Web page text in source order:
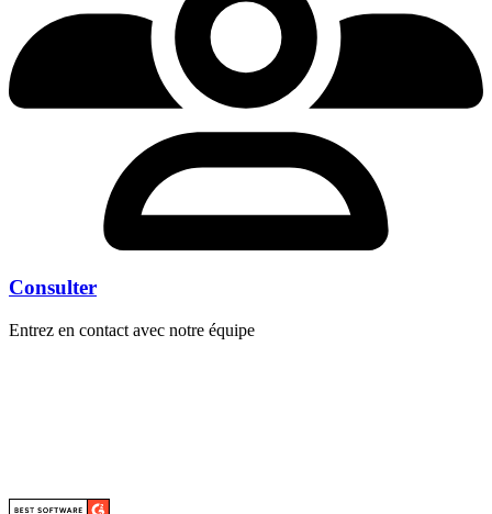
Consulter
Entrez en contact avec notre équipe